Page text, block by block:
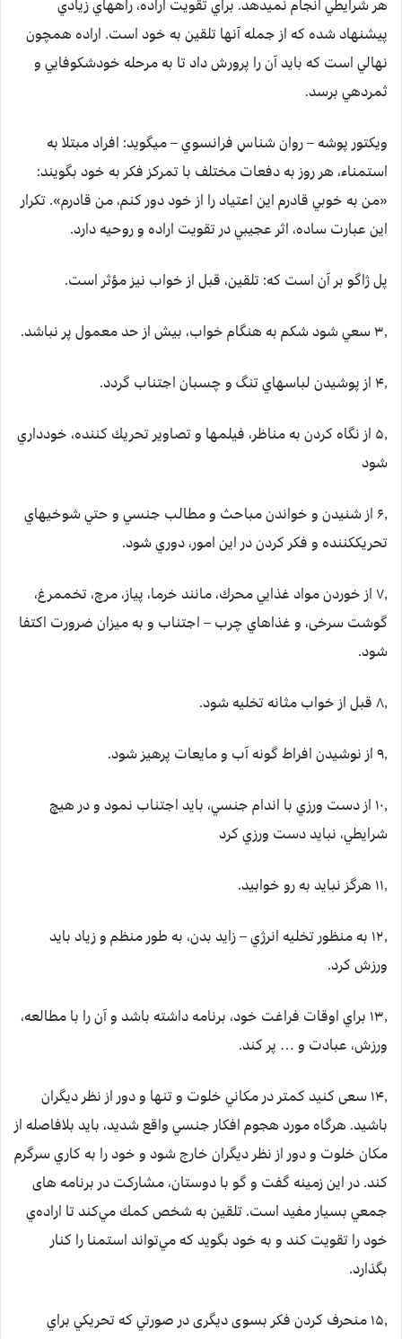
هر شرايطي انجام نمي‏دهد. براي تقويت اراده، راه‏هاي زيادي
پيشنهاد شده كه از جمله آنها تلقين به خود است. اراده همچون
نهالي است كه بايد آن را پرورش داد تا به مرحله خودشكوفايي و
ثمردهي برسد.
ويكتور پوشه – روان شناسِ فرانسوي – مي‏گويد: افراد مبتلا به
استمناء، هر روز به دفعات مختلف با تمركز فكر به خود بگويند:
«من به خوبي قادرم اين اعتیاد را از خود دور كنم، من قادرم». تكرار
اين عبارت ساده، اثر عجيبي در تقويت اراده و روحيه دارد.
پل ژاگو بر آن است كه: تلقين، قبل از خواب نيز مؤثر است.
۳٫ سعي شود شكم به هنگام خواب، بيش از حد معمول پر نباشد.
۴٫ از پوشيدن لباس‏هاي تنگ و چسبان اجتناب گردد.
۵٫ از نگاه كردن به مناظر، فيلم‏ها و تصاوير تحريك كننده، خودداري
شود
۶٫ از شنيدن و خواندن مباحث و مطالب جنسي و حتي شوخي‏هاي
تحريك‏كننده و فكر كردن در اين امور، دوري شود.
۷٫ از خوردن مواد غذايي محرك، مانند خرما، پياز، مرچ، تخم‏مرغ،
گوشت سرخی، و غذاهاي چرب – اجتناب و به ميزان ضرورت اكتفا
شود.
۸٫ قبل از خواب مثانه تخليه شود.
۹٫ از نوشيدن افراط گونه آب و مايعات پرهيز شود.
۱۰٫ از دست ‏ورزي با اندام جنسي، بايد اجتناب نمود و در هيچ
شرايطي، نبايد دست‏ ورزي كرد
۱۱٫ هرگز نبايد به رو خوابيد.
۱۲٫ به منظور تخليه انرژي – زايد بدن، به طور منظم و زياد بايد
ورزش كرد.
۱۳٫ براي اوقات فراغت خود، برنامه داشته باشد و آن را با مطالعه،
ورزش، عبادت و … پر كند.
۱۴٫ سعی کنید کمتر در مكاني خلوت و تنها و دور از نظر ديگران
باشید. هرگاه مورد هجوم افكار جنسي واقع شدید، بايد بلافاصله از
مكان خلوت و دور از نظر ديگران خارج شود و خود را به كاري سرگرم
كند. در اين زمينه گفت و گو با دوستان، مشاركت در برنامه های
جمعي بسيار مفيد است. تلقين به شخص كمك مي‌كند تا اراده‌ي
خود را تقويت كند و به خود بگويد كه مي‌تواند استمنا را كنار
بگذارد.
۱۵٫ منحرف كردن فكر بسوی دیگری در صورتي كه تحريكي براي